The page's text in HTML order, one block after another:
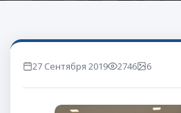
27 Сентября 2019 2746
marta ko'rilgan
6